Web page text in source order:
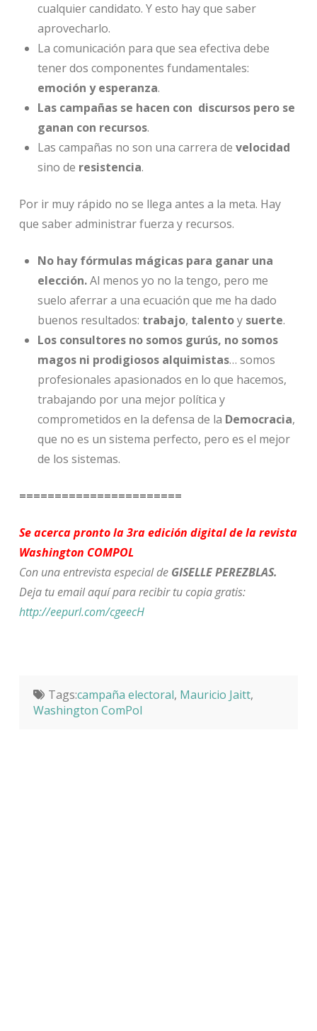
cualquier candidato. Y esto hay que saber
aprovecharlo.
La comunicación para que sea efectiva debe
tener dos componentes fundamentales:
emoción y esperanza.
Las campañas se hacen con discursos pero se
ganan con recursos.
Las campañas no son una carrera develocidad
sino de resistencia.
Por ir muy rápido no se llega antes a la meta. Hay
que saber administrar fuerza y recursos.
No hay fórmulas mágicas para ganar una
elección.Al menos yo no la tengo, pero me
suelo aferrar a una ecuación que me ha dado
buenos resultados: trabajo, talentoy suerte.
Los consultores no somos gurús, no somos
magos ni prodigiosos alquimistas… somos
profesionales apasionados en lo que hacemos,
trabajando por una mejor política y
comprometidos en la defensa de la Democracia,
que no es un sistema perfecto, pero es el mejor
de los sistemas.
=======================
Se acerca pronto la 3ra edición digital de la revista
Washington COMPOL
Con una entrevista especial de GISELLE PEREZBLAS.
Deja tu email aquí para recibir tu copia gratis:
http://eepurl.com/cgeecH
Tags:campaña electoral, Mauricio Jaitt,
Washington ComPol